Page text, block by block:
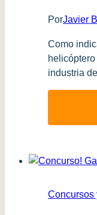
PorJavier
Como
industria
Concursos